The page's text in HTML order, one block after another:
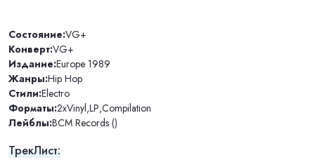
Состояние:VG+
Конверт:VG+
Издание:Europe 1989
Жанры:Hip Hop
Стили:Electro
Форматы:2xVinyl,LP,Compilation
Лейблы:BCM Records ()
ТрекЛист: